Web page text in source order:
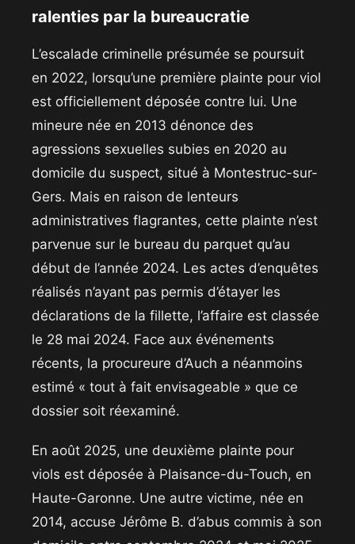
ralenties par la bureaucratie
​L’escalade criminelle présumée se poursuit
en 2022, lorsqu’une première plainte pour viol
est officiellement déposée contre lui. Une
mineure née en 2013 dénonce des
agressions sexuelles subies en 2020 au
domicile du suspect, situé à Montestruc-sur-
Gers. Mais en raison de lenteurs
administratives flagrantes, cette plainte n’est
parvenue sur le bureau du parquet qu’au
début de l’année 2024. Les actes d’enquêtes
réalisés n’ayant pas permis d’étayer les
déclarations de la fillette, l’affaire est classée
le 28 mai 2024. Face aux événements
récents, la procureure d’Auch a néanmoins
estimé « tout à fait envisageable » que ce
dossier soit réexaminé.
​En août 2025, une deuxième plainte pour
viols est déposée à Plaisance-du-Touch, en
Haute-Garonne. Une autre victime, née en
2014, accuse Jérôme B. d’abus commis à son